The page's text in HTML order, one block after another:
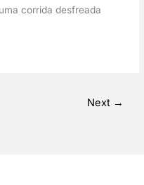
corrida desfreada
Next →